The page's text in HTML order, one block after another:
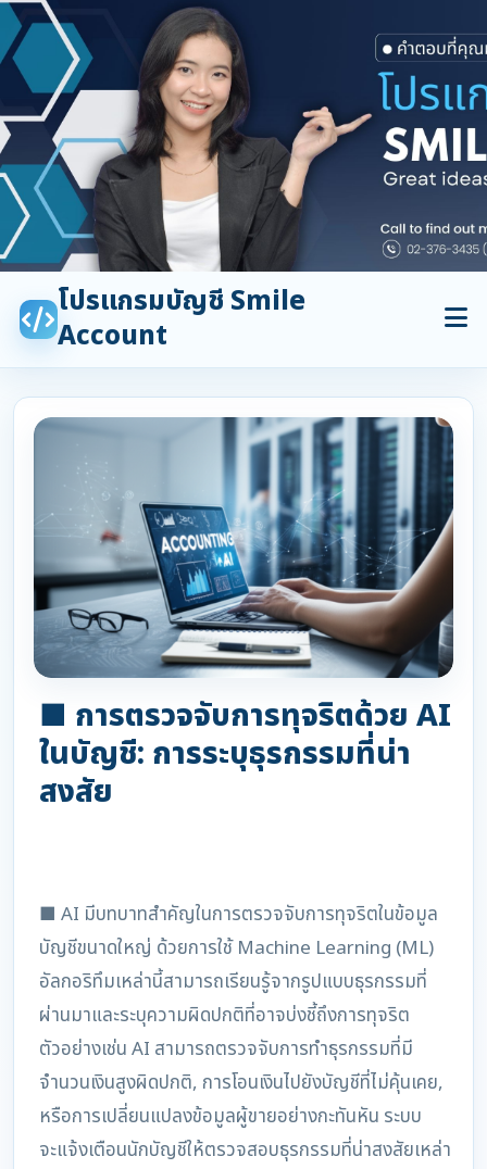
โปรแกรมบัญชี Smile
Account
■ การตรวจจับการทุจริตด้วย AI
ในบัญชี: การระบุธุรกรรมที่น่า
สงสัย
■ AI มีบทบาทสำคัญในการตรวจจับการทุจริตในข้อมูล
บัญชีขนาดใหญ่ ด้วยการใช้ Machine Learning (ML)
อัลกอริทึมเหล่านี้สามารถเรียนรู้จากรูปแบบธุรกรรมที่
ผ่านมาและระบุความผิดปกติที่อาจบ่งชี้ถึงการทุจริต
ตัวอย่างเช่น AI สามารถตรวจจับการทำธุรกรรมที่มี
จำนวนเงินสูงผิดปกติ, การโอนเงินไปยังบัญชีที่ไม่คุ้นเคย,
หรือการเปลี่ยนแปลงข้อมูลผู้ขายอย่างกะทันหัน ระบบ
จะแจ้งเตือนนักบัญชีให้ตรวจสอบธุรกรรมที่น่าสงสัยเหล่า